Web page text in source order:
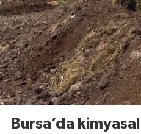
Bursa’da